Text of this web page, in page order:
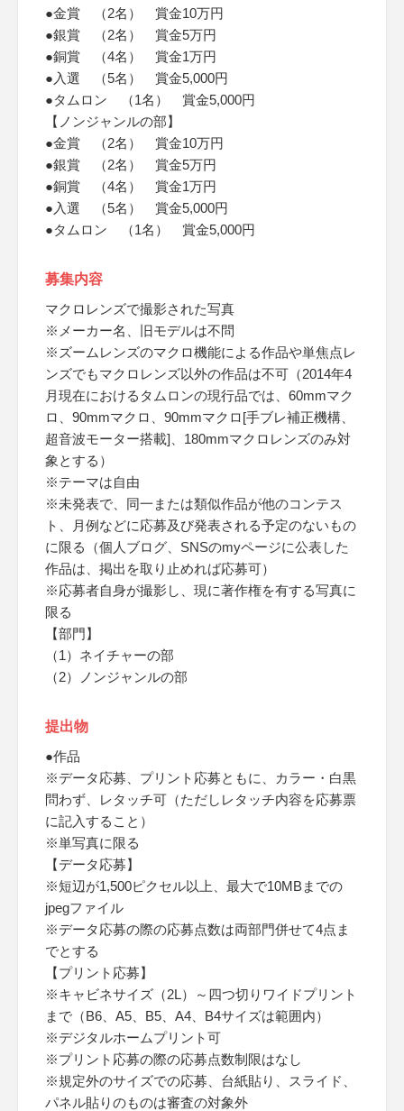
●金賞 （2名） 賞金10万円
●銀賞 （2名） 賞金5万円
●銅賞 （4名） 賞金1万円
●入選 （5名） 賞金5,000円
●タムロン （1名） 賞金5,000円
【ノンジャンルの部】
●金賞 （2名） 賞金10万円
●銀賞 （2名） 賞金5万円
●銅賞 （4名） 賞金1万円
●入選 （5名） 賞金5,000円
●タムロン （1名） 賞金5,000円
募集内容
マクロレンズで撮影された写真
※メーカー名、旧モデルは不問
※ズームレンズのマクロ機能による作品や単焦点レ
ンズでもマクロレンズ以外の作品は不可（2014年4
月現在におけるタムロンの現行品では、60mmマク
ロ、90mmマクロ、90mmマクロ[手ブレ補正機構、
超音波モーター搭載]、180mmマクロレンズのみ対
象とする）
※テーマは自由
※未発表で、同一または類似作品が他のコンテス
ト、月例などに応募及び発表される予定のないもの
に限る（個人ブログ、SNSのmyページに公表した
作品は、掲出を取り止めれば応募可）
※応募者自身が撮影し、現に著作権を有する写真に
限る
【部門】
（1）ネイチャーの部
（2）ノンジャンルの部
提出物
●作品
※データ応募、プリント応募ともに、カラー・白黒
問わず、レタッチ可（ただしレタッチ内容を応募票
に記入すること）
※単写真に限る
【データ応募】
※短辺が1,500ピクセル以上、最大で10MBまでの
jpegファイル
※データ応募の際の応募点数は両部門併せて4点ま
でとする
【プリント応募】
※キャビネサイズ（2L）～四つ切りワイドプリント
まで（B6、A5、B5、A4、B4サイズは範囲内）
※デジタルホームプリント可
※プリント応募の際の応募点数制限はなし
※規定外のサイズでの応募、台紙貼り、スライド、
パネル貼りのものは審査の対象外